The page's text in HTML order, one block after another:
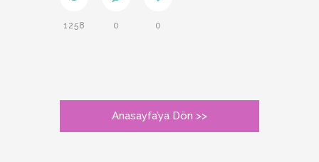
1258 0 0
Anasayfa’ya Dön >>